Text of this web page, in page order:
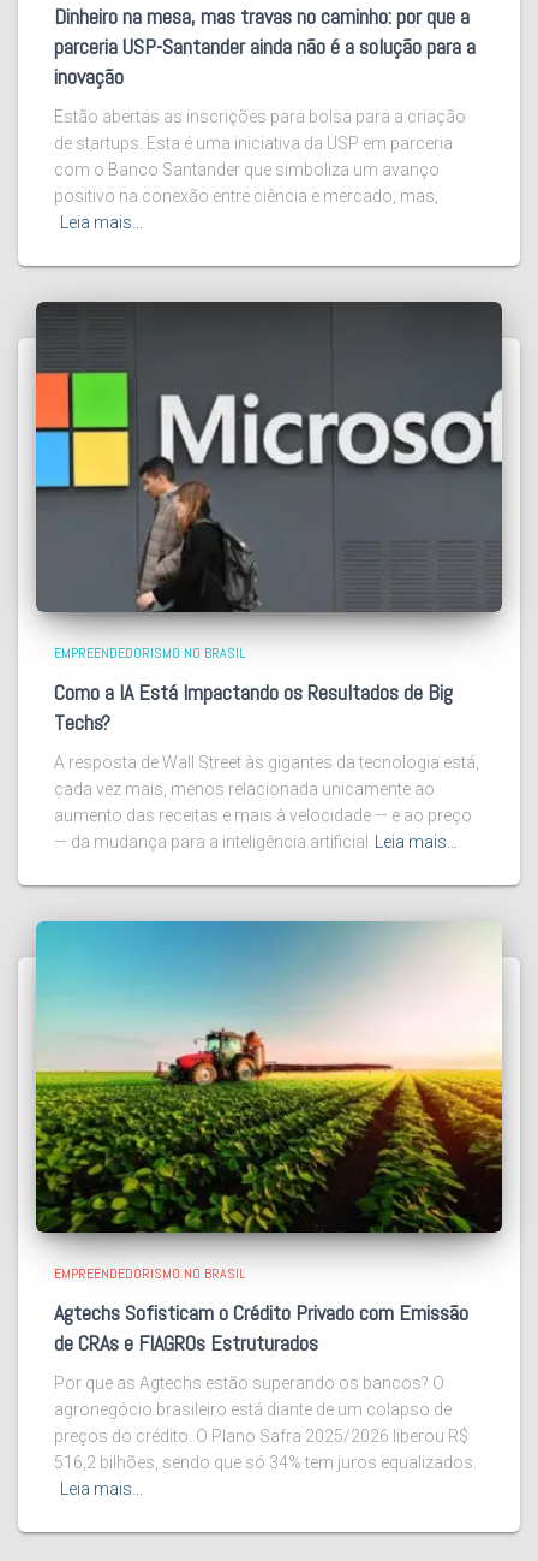
Dinheiro na mesa, mas travas no caminho: por que a
parceria USP-Santander ainda não é a solução para a
inovação
Estão abertas as inscrições para bolsa para a criação
de startups. Esta é uma iniciativa da USP em parceria
com o Banco Santander que simboliza um avanço
positivo na conexão entre ciência e mercado, mas,
Leia mais…
EMPREENDEDORISMO NO BRASIL
Como a IA Está Impactando os Resultados de Big
Techs?
A resposta de Wall Street às gigantes da tecnologia está,
cada vez mais, menos relacionada unicamente ao
aumento das receitas e mais à velocidade — e ao preço
— da mudança para a inteligência artificial
Leia mais…
EMPREENDEDORISMO NO BRASIL
Agtechs Sofisticam o Crédito Privado com Emissão
de CRAs e FIAGROs Estruturados
Por que as Agtechs estão superando os bancos? O
agronegócio brasileiro está diante de um colapso de
preços do crédito. O Plano Safra 2025/2026 liberou R$
516,2 bilhões, sendo que só 34% tem juros equalizados.
Leia mais…